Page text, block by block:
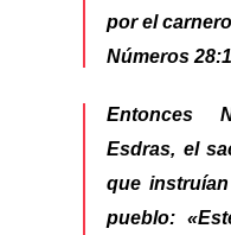
por el
Números
Entonces
Esdras, el
que
pueblo: